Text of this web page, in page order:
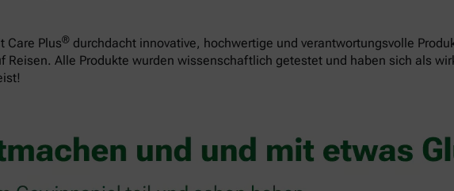
Care Plus® durchdacht innovative, hochwertige und verantwortungsvolle
Reisen. Alle Produkte wurden wissenschaftlich getestet und haben sich als